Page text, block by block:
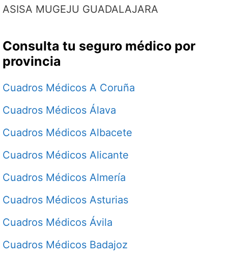
ASISA MUGEJU GUADALAJARA
Consulta tu seguro médico por
provincia
Cuadros Médicos A Coruña
Cuadros Médicos Álava
Cuadros Médicos Albacete
Cuadros Médicos Alicante
Cuadros Médicos Almería
Cuadros Médicos Asturias
Cuadros Médicos Ávila
Cuadros Médicos Badajoz